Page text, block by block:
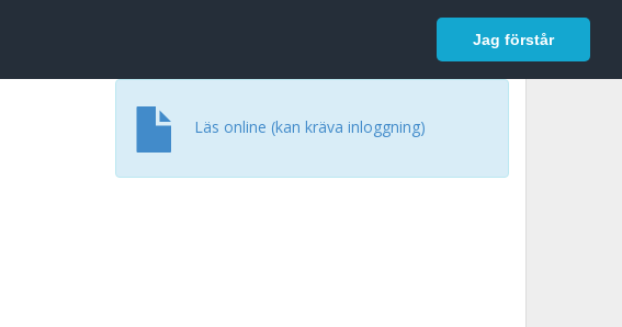
Jag förstår
Logga in
Läs online (kan kräva inloggning)